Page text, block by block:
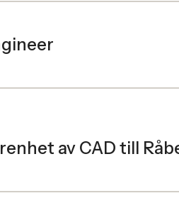
av CAD till